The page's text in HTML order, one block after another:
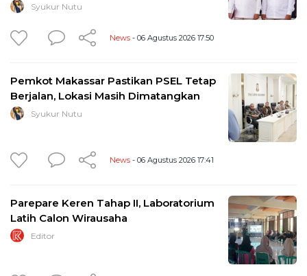
Syukur Nutu
News - 06 Agustus 2026 17:50
Pemkot Makassar Pastikan PSEL Tetap
Berjalan, Lokasi Masih Dimatangkan
Syukur Nutu
News - 06 Agustus 2026 17:41
Parepare Keren Tahap II, Laboratorium
Latih Calon Wirausaha
Editor